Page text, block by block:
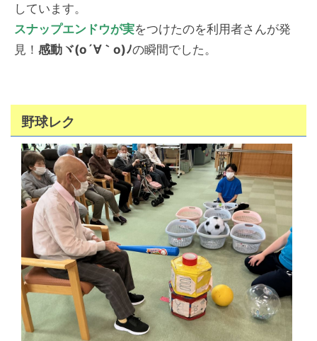
しています。
スナップエンドウが実をつけたのを利用者さんが発
見！ 感動ヾ(o´∀｀o)ﾉの瞬間でした。
野球レク